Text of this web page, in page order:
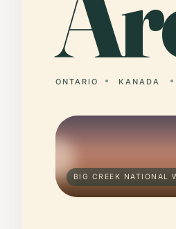
ONTARIO KANADA
BIG CREEK NATIONAL